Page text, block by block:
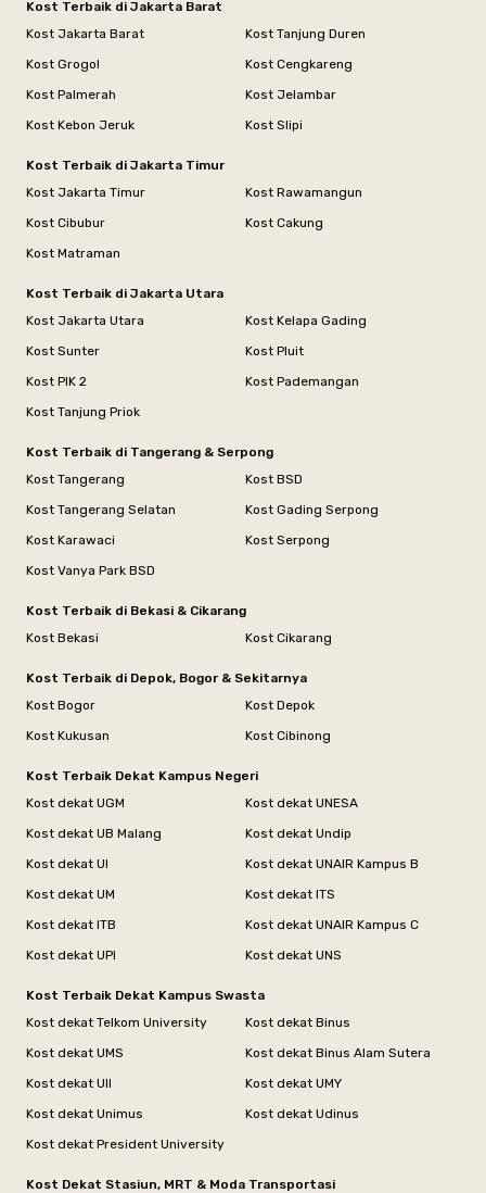
Kost Terbaik di Jakarta Barat
Kost Jakarta Barat
Kost Tanjung Duren
Kost Grogol
Kost Cengkareng
Kost Palmerah
Kost Jelambar
Kost Kebon Jeruk
Kost Slipi
Kost Terbaik di Jakarta Timur
Kost Jakarta Timur
Kost Rawamangun
Kost Cibubur
Kost Cakung
Kost Matraman
Kost Terbaik di Jakarta Utara
Kost Jakarta Utara
Kost Kelapa Gading
Kost Sunter
Kost Pluit
Kost PIK 2
Kost Pademangan
Kost Tanjung Priok
Kost Terbaik di Tangerang & Serpong
Kost Tangerang
Kost BSD
Kost Tangerang Selatan
Kost Gading Serpong
Kost Karawaci
Kost Serpong
Kost Vanya Park BSD
Kost Terbaik di Bekasi & Cikarang
Kost Bekasi
Kost Cikarang
Kost Terbaik di Depok, Bogor & Sekitarnya
Kost Bogor
Kost Depok
Kost Kukusan
Kost Cibinong
Kost Terbaik Dekat Kampus Negeri
Kost dekat UGM
Kost dekat UNESA
Kost dekat UB Malang
Kost dekat Undip
Kost dekat UI
Kost dekat UNAIR Kampus B
Kost dekat UM
Kost dekat ITS
Kost dekat ITB
Kost dekat UNAIR Kampus C
Kost dekat UPI
Kost dekat UNS
Kost Terbaik Dekat Kampus Swasta
Kost dekat Telkom University
Kost dekat Binus
Kost dekat UMS
Kost dekat Binus Alam Sutera
Kost dekat UII
Kost dekat UMY
Kost dekat Unimus
Kost dekat Udinus
Kost dekat President University
Kost Dekat Stasiun, MRT & Moda Transportasi